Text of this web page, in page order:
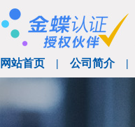
网站首页 | 公司简介|